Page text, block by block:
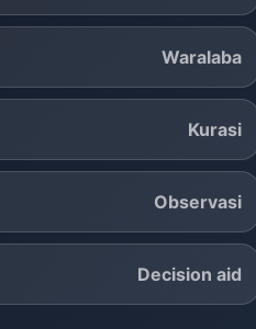
Waralaba
Kurasi
Observasi
Decision aid